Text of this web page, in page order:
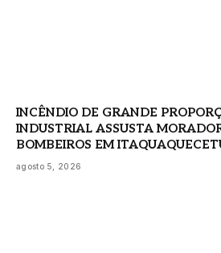
INCÊNDIO DE GRANDE
INDUSTRIAL ASSUSTA
BOMBEIROS EM
agosto 5, 2026